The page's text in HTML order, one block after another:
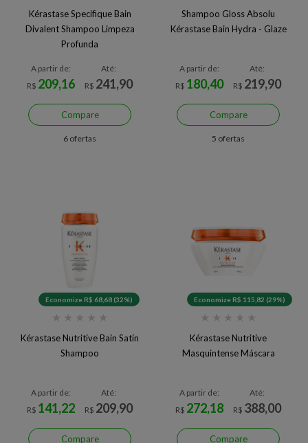
Kérastase Specifique Bain
Divalent Shampoo Limpeza
Profunda
A partir de:
R$ 209,16
Até:
R$ 241,90
Compare
6 ofertas
Shampoo Gloss Absolu
Kérastase Bain Hydra - Glaze
A partir de:
R$ 180,40
Até:
R$ 219,90
Compare
5 ofertas
Economize R$ 68,68 (32%)
★ ★ ★ ★ ★
Kérastase Nutritive Bain Satin
Shampoo
A partir de:
R$ 141,22
Até:
R$ 209,90
Compare
Economize R$ 115,82 (29%)
★ ★ ★ ★ ★
Kérastase Nutritive
Masquintense Máscara
A partir de:
R$ 272,18
Até:
R$ 388,00
Compare